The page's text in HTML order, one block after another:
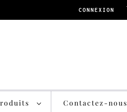
CONNEXION
Contactez-nous